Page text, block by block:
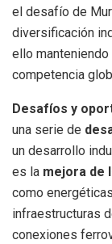
el desafío de
diversificación
ello
competencia
Desafíos y
una serie de
un desarrollo
es la mejora de
como
infraestructuras
conexiones